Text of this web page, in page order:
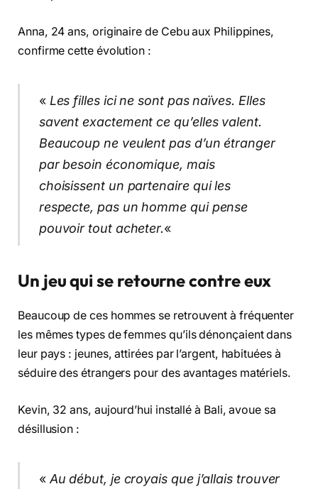
Anna, 24 ans, originaire de Cebu aux Philippines,
confirme cette évolution :
« Les filles ici ne sont pas naïves. Elles
savent exactement ce qu’elles valent.
Beaucoup ne veulent pas d’un étranger
par besoin économique, mais
choisissent un partenaire qui les
respecte, pas un homme qui pense
pouvoir tout acheter.«
Un jeu qui se retourne contre eux
Beaucoup de ces hommes se retrouvent à fréquenter
les mêmes types de femmes qu’ils dénonçaient dans
leur pays : jeunes, attirées par l’argent, habituées à
séduire des étrangers pour des avantages matériels.
Kevin, 32 ans, aujourd’hui installé à Bali, avoue sa
désillusion :
« Au début, je croyais que j’allais trouver